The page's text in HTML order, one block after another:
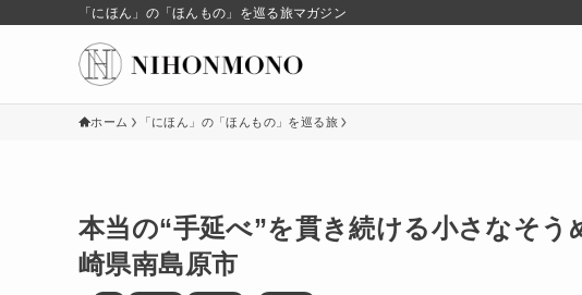
「にほん」の「ほんもの」を巡る旅マガジン
ホーム 「にほん」の「ほんもの」を巡る旅
本当の“手延べ”を貫き続ける小さなそ
崎県南島原市